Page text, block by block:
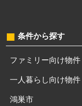
条件から探す
ファミリー向け物件
一人暮らし向け物件
鴻巣市